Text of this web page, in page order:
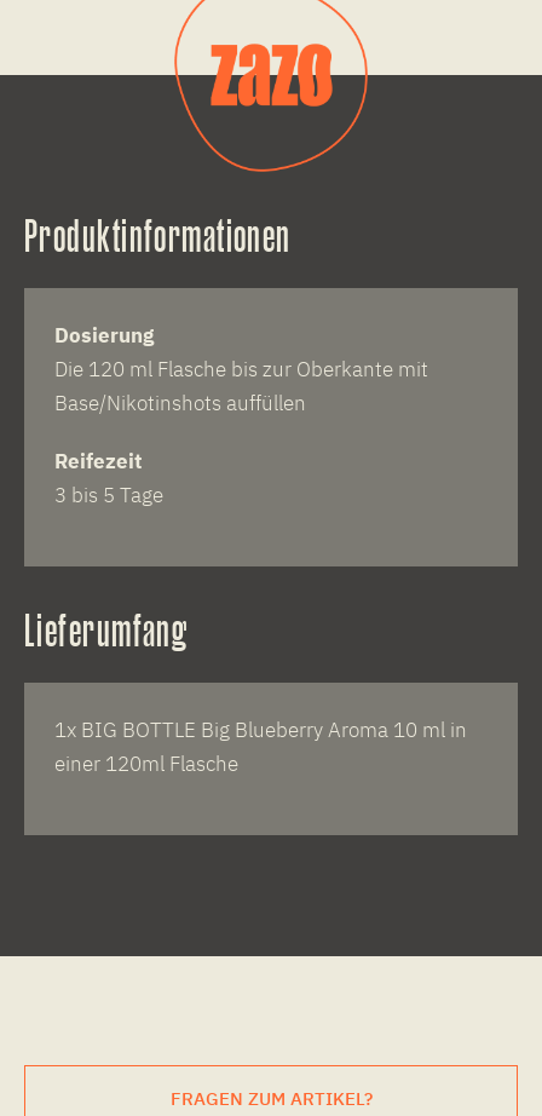
Produktinformationen
Dosierung
Die 120 ml Flasche bis zur Oberkante mit
Base/Nikotinshots auffüllen
Reifezeit
3 bis 5 Tage
Lieferumfang
1x BIG BOTTLE Big Blueberry Aroma 10 ml in
einer 120ml Flasche
FRAGEN ZUM ARTIKEL?